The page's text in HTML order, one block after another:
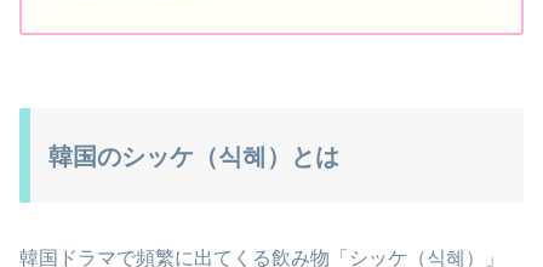
韓国のシッケ（식혜）とは
韓国ドラマで頻繁に出てくる飲み物「シッケ（식혜）」